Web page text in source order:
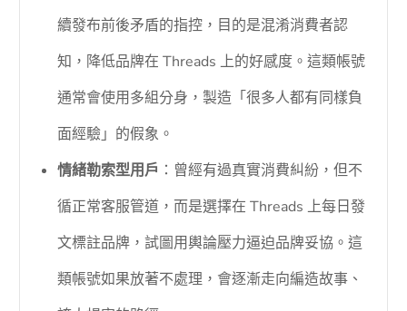
續發布前後矛盾的指控，目的是混淆消費者認
知，降低品牌在 Threads 上的好感度。這類帳號
通常會使用多組分身，製造「很多人都有同樣負
面經驗」的假象。
情緒勒索型用戶 ：曾經有過真實消費糾紛，但不
循正常客服管道，而是選擇在 Threads 上每日發
文標註品牌，試圖用輿論壓力逼迫品牌妥協。這
類帳號如果放著不處理，會逐漸走向編造故事、